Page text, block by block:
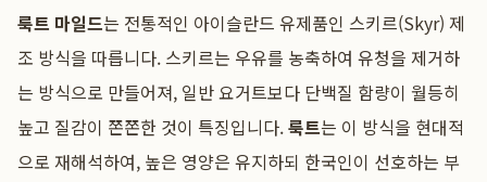
룩트 마일드는 전통적인 아이슬란드 유제품인 스키르(Skyr) 제
조 방식을 따릅니다. 스키르는 우유를 농축하여 유청을 제거하
는 방식으로 만들어져, 일반 요거트보다 단백질 함량이 월등히
높고 질감이 쫀쫀한 것이 특징입니다.룩트는 이 방식을 현대적
으로 재해석하여, 높은 영양은 유지하되 한국인이 선호하는 부